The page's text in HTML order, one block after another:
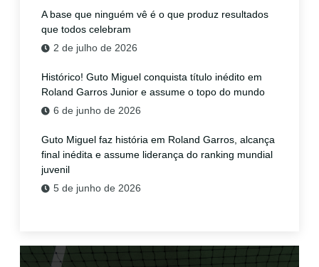
A base que ninguém vê é o que produz resultados
que todos celebram
2 de julho de 2026
Histórico! Guto Miguel conquista título inédito em
Roland Garros Junior e assume o topo do mundo
6 de junho de 2026
Guto Miguel faz história em Roland Garros, alcança
final inédita e assume liderança do ranking mundial
juvenil
5 de junho de 2026